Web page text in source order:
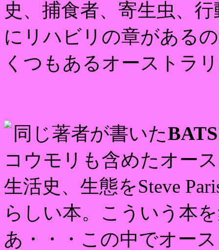
史、捕食者、寄生虫、
にリハビリの章がある
くつもあるオーストラ
同じ著者が書いた
コウモリも含めたオー
生活史、生態をSteve
らしい本。こういう本
あ・・・この中でオー